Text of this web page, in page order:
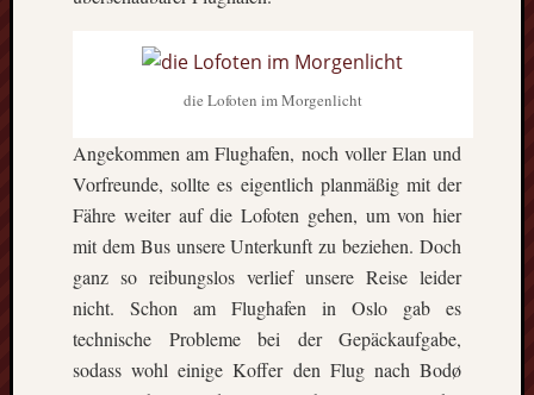
die Lofoten im Morgenlicht
Angekommen am Flughafen, noch voller Elan und
Vorfreunde, sollte es eigentlich planmäßig mit der
Fähre weiter auf die Lofoten gehen, um von hier
mit dem Bus unsere Unterkunft zu beziehen. Doch
ganz so reibungslos verlief unsere Reise leider
nicht. Schon am Flughafen in Oslo gab es
technische Probleme bei der Gepäckaufgabe,
sodass wohl einige Koffer den Flug nach Bodø